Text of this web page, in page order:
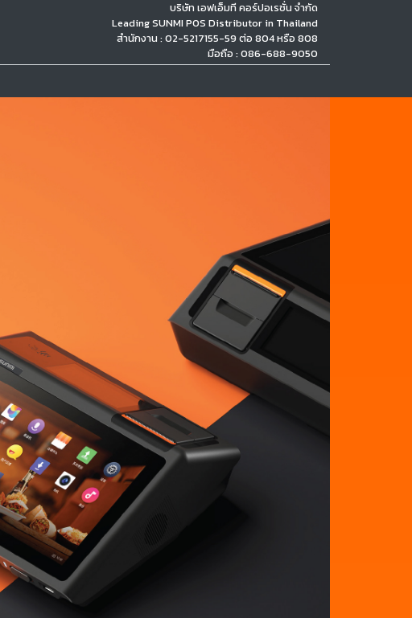
บริษัท เอฟเอ็มที คอร์ปอเรชั่น จำกัด
Leading SUNMI POS Distributor in Thailand
สำนักงาน : 02-5217155-59 ต่อ 804 หรือ 808
มือถือ : 086-688-9050